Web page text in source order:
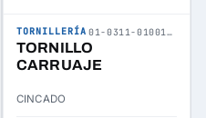
TORNILLERÍA 01-0311-010019-02
TORNILLO
CARRUAJE
CINCADO